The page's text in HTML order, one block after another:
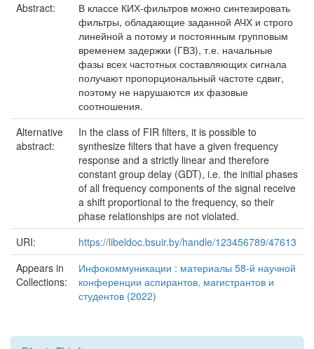
Abstract:
В классе КИХ-фильтров можно синтезировать
фильтры, обладающие заданной АЧХ и строго
линейной а потому и постоянным групповым
временем задержки (ГВЗ), т.е. начальные
фазы всех частотных составляющих сигнала
получают пропорциональный частоте сдвиг,
поэтому не нарушаются их фазовые
соотношения.
Alternative
abstract:
In the class of FIR filters, it is possible to
synthesize filters that have a given frequency
response and a strictly linear and therefore
constant group delay (GDT), i.e. the initial phases
of all frequency components of the signal receive
a shift proportional to the frequency, so their
phase relationships are not violated.
URI:
https://libeldoc.bsuir.by/handle/123456789/47613
Appears in
Collections:
Инфокоммуникации : материалы 58-й научной
конференции аспирантов, магистрантов и
студентов (2022)